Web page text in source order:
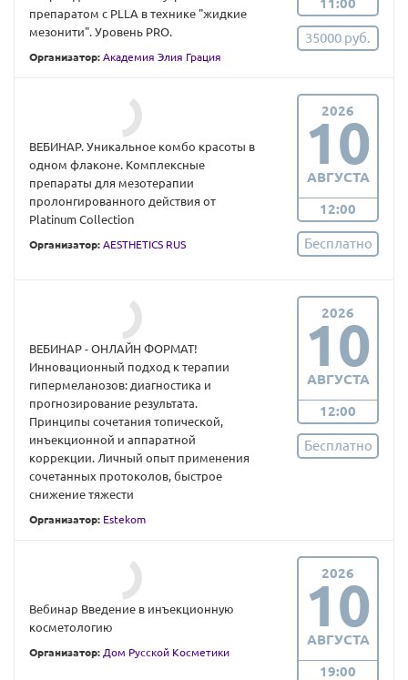
препаратом с PLLA в технике "жидкие
мезонити". Уровень PRO.
Организатор: Академия Элия Грация
11:00
35000 руб.
ВЕБИНАР. Уникальное комбо красоты в
одном флаконе. Комплексные
препараты для мезотерапии
пролонгированного действия от
Platinum Collection
Организатор: AESTHETICS RUS
2026
10
АВГУСТА
12:00
Бесплатно
ВЕБИНАР - ОНЛАЙН ФОРМАТ!
Инновационный подход к терапии
гипермеланозов: диагностика и
прогнозирование результата.
Принципы сочетания топической,
инъекционной и аппаратной
коррекции. Личный опыт применения
сочетанных протоколов, быстрое
снижение тяжести
Организатор: Estekom
2026
10
АВГУСТА
12:00
Бесплатно
Вебинар Введение в инъекционную
косметологию
Организатор: Дом Русской Косметики
2026
10
АВГУСТА
19:00